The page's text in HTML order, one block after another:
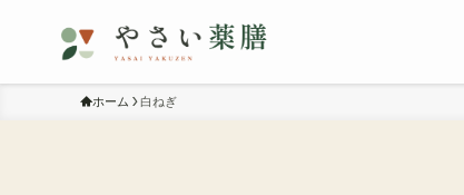
ホーム 白ねぎ